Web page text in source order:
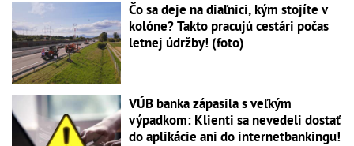
Čo sa deje na diaľnici, kým stojíte v
kolóne? Takto pracujú cestári počas
letnej údržby! (foto)
VÚB banka zápasila s veľkým
výpadkom: Klienti sa nevedeli dostať
do aplikácie ani do internetbankingu!